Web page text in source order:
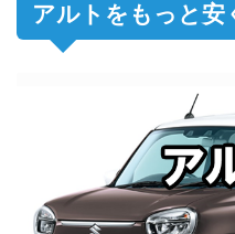
アルトをもっと安